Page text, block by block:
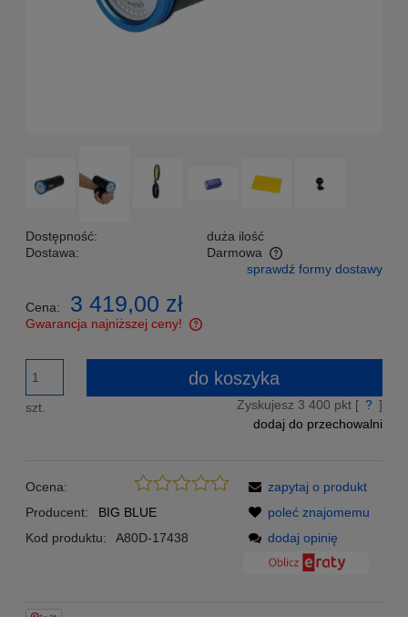
Dostępność:
duża ilość
Dostawa:
Darmowa
Cena nie zawiera ewentualnych kosztów płatnościsprawdź formy dostawy
Cena: 3 419,00 zł
Gwarancja najniższej ceny!
Ci różnicę w cenie!
szt.
do koszyka
Zyskujesz 3 400 pkt [ ? ]
dodaj do przechowalni
Ocena:
Producent:
BIG BLUE
Kod produktu:
A80D-17438
zapytaj o produkt
poleć znajomemu
dodaj opinię